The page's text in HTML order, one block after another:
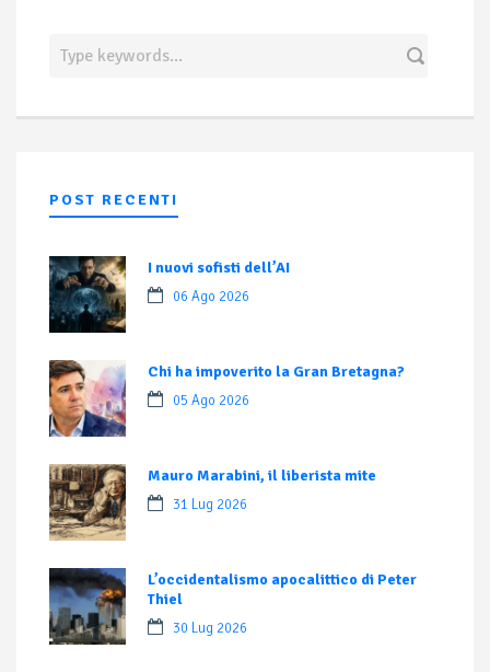
POST RECENTI
I nuovi sofisti dell’AI
06 Ago 2026
Chi ha impoverito la Gran Bretagna?
05 Ago 2026
Mauro Marabini, il liberista mite
31 Lug 2026
L’occidentalismo apocalittico di Peter
Thiel
30 Lug 2026